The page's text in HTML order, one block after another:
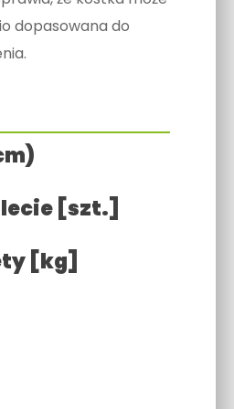
dopasowana do
[szt.]
[kg]